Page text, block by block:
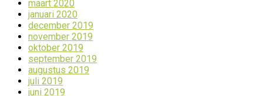
maart 2020
januari 2020
december 2019
november 2019
oktober 2019
september 2019
augustus 2019
juli 2019
juni 2019